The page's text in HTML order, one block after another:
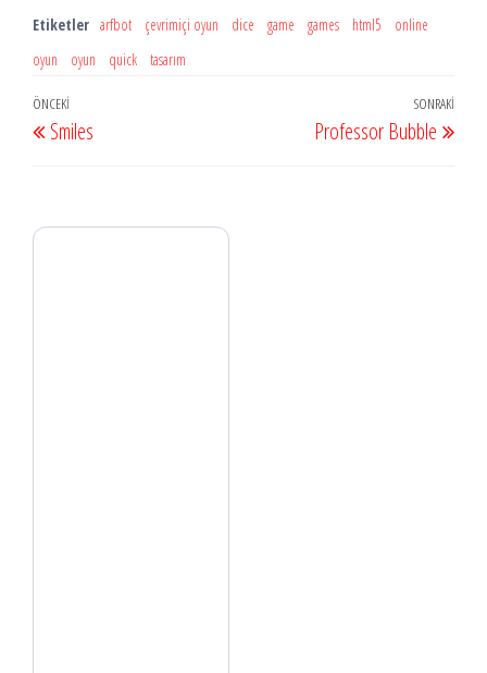
Etiketler arfbot çevrimiçi oyun dice game games html5
online
oyun
oyun quick tasarım
Yazı
dolaşımı
Önceki
Yazı
ÖNCEKI
Smiles
Yazı
SONRAKI
Professor Bubble